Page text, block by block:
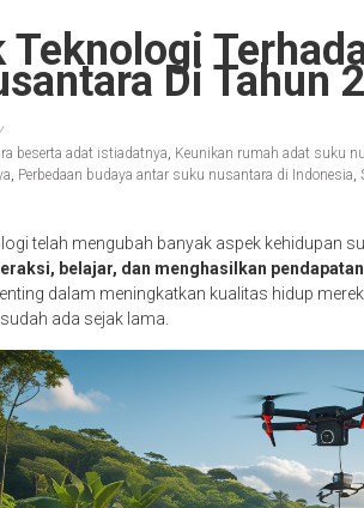
Teknologi
Di Tahun
beserta adat istiadatnya, Keunikan rumah adat suku
, Perbedaan budaya antar suku nusantara di Indonesia,
telah mengubah banyak aspek kehidupan
belajar, dan menghasilkan
dalam meningkatkan kualitas hidup
ada sejak lama.